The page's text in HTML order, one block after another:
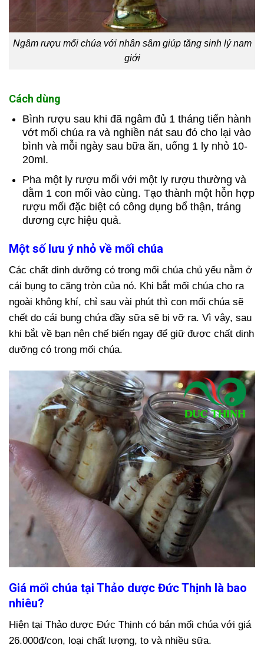
Ngâm rượu mối chúa với nhân sâm giúp tăng sinh lý nam
giới
Cách dùng
Bình rượu sau khi đã ngâm đủ 1 tháng tiến hành
vớt mối chúa ra và nghiền nát sau đó cho lại vào
bình và mỗi ngày sau bữa ăn, uống 1 ly nhỏ 10-
20ml.
Pha một ly rượu mối với một ly rượu thường và
dằm 1 con mối vào cùng. Tạo thành một hỗn hợp
rượu mối đặc biệt có công dụng bổ thận, tráng
dương cực hiệu quả.
Một số lưu ý nhỏ về mối chúa
Các chất dinh dưỡng có trong mối chúa chủ yếu nằm ở
cái bụng to căng tròn của nó. Khi bắt mối chúa cho ra
ngoài không khí, chỉ sau vài phút thì con mối chúa sẽ
chết do cái bụng chứa đầy sữa sẽ bị vỡ ra. Vì vậy, sau
khi bắt về bạn nên chế biến ngay để giữ được chất dinh
dưỡng có trong mối chúa.
Giá mối chúa tại Thảo dược Đức Thịnh là bao
nhiêu?
Hiện tại Thảo dược Đức Thịnh có bán mối chúa với giá
26.000đ/con, loại chất lượng, to và nhiều sữa.